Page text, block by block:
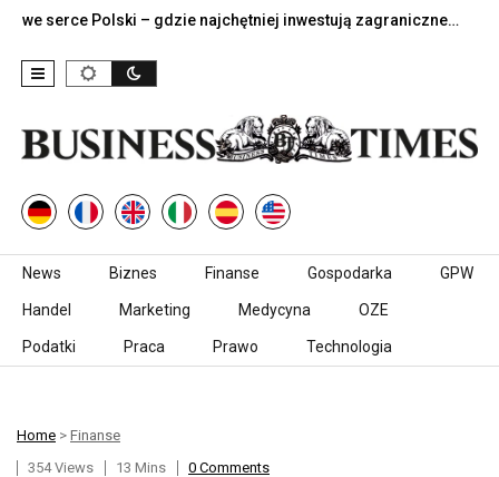
Polski – gdzie najchętniej inwestują zagraniczne… Jak
Skip to content
News Biznes Finanse Gospodarka GPW
Handel Marketing Medycyna OZE
Podatki Praca Prawo Technologia
Home > Finanse
354 Views
13 Mins 0 Comments